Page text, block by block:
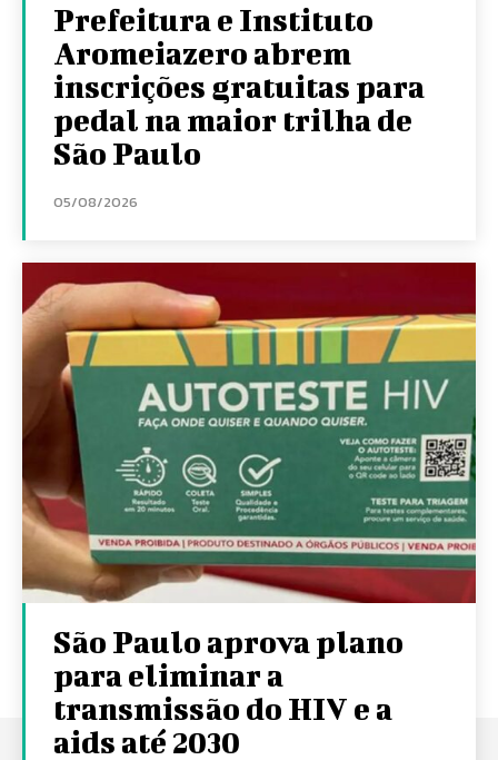
Prefeitura e Instituto
Aromeiazero abrem
inscrições gratuitas para
pedal na maior trilha de
São Paulo
05/08/2026
São Paulo aprova plano
para eliminar a
transmissão do HIV e a
aids até 2030